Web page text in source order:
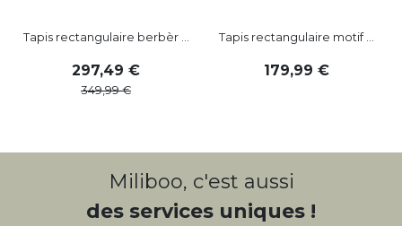
Tapis rectangulaire berbèr ...
297,49
349,99
Tapis rectangulaire motif ...
179,99
Miliboo, c'est aussi
des services uniques !